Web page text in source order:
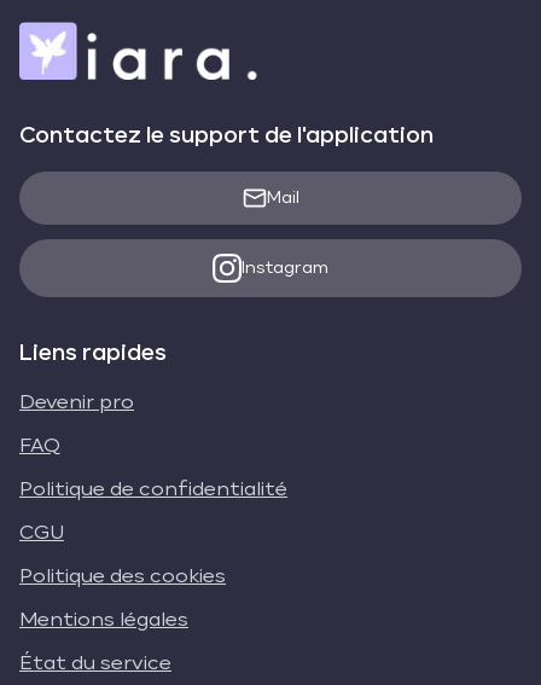
Contactez le support de l'application
Mail
Instagram
Liens rapides
Devenir pro
FAQ
Politique de confidentialité
CGU
Politique des cookies
Mentions légales
État du service